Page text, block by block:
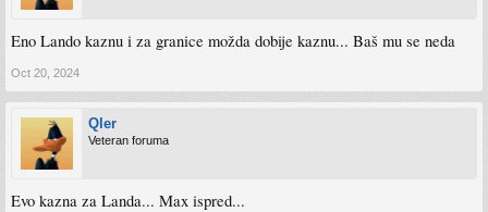
Eno Lando kaznu i za granice možda dobije kaznu... Baš mu se neda
Oct 20, 2024
Qler
Veteran foruma
Evo kazna za Landa... Max ispred...